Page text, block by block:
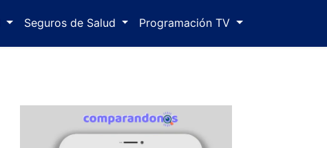
Seguros de Salud Programación TV